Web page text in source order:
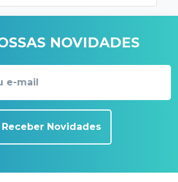
NOVIDADES
Receber Novidades